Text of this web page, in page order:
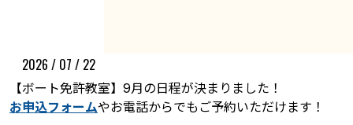
2026 / 07 / 22
【ボート免許教室】9月の日程が決まりました！
お申込フォームやお電話からでもご予約いただけます！